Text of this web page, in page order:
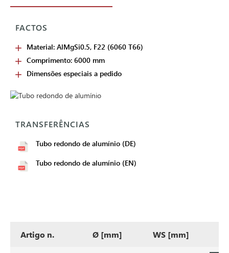
FACTOS
Material: AlMgSi0.5, F22 (6060 T66)
Comprimento: 6000 mm
Dimensões especiais a pedido
TRANSFERÊNCIAS
Tubo redondo de alumínio (DE)
Tubo redondo de alumínio (EN)
Artigo n. Ø [mm] WS [mm]